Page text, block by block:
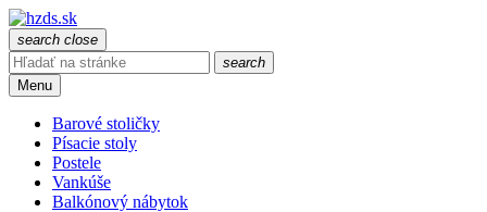
search close
search
Menu
Barové stoličky
Písacie stoly
Postele
Vankúše
Balkónový nábytok